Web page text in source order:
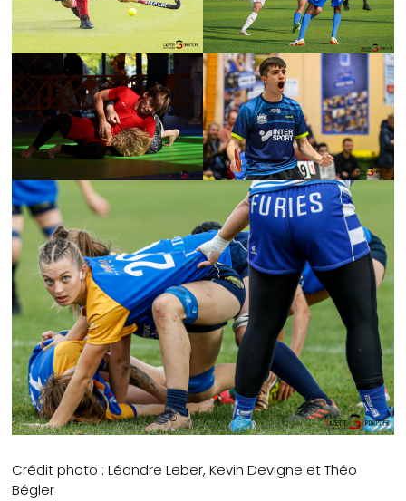
Crédit photo : Léandre Leber, Kevin Devigne et Théo
Bégler